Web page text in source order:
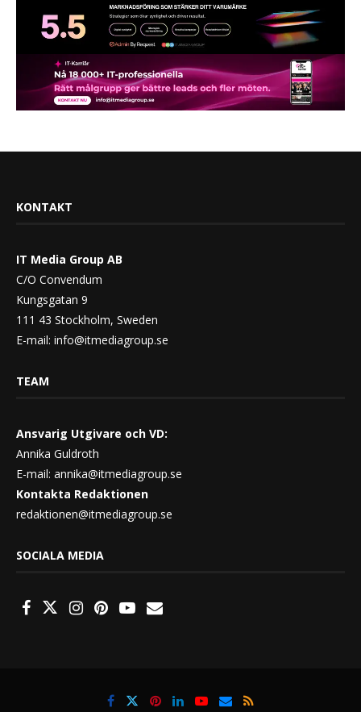
KONTAKT
IT Media Group AB
C/O Convendum
Kungsgatan 9
111 43 Stockholm, Sweden
E-mail: info@itmediagroup.se
TEAM
Ansvarig Utgivare och VD:
Annika Guldroth
E-mail: annika@itmediagroup.se
Kontakta Redaktionen
redaktionen@itmediagroup.se
SOCIALA MEDIA